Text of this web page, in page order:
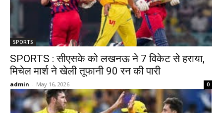
SPORTS
SPORTS : सीएसके को लखनऊ ने 7 विकेट से हराया,
मिचेल मार्श ने खेली तूफानी 90 रन की पारी
admin - May 16, 2026 0